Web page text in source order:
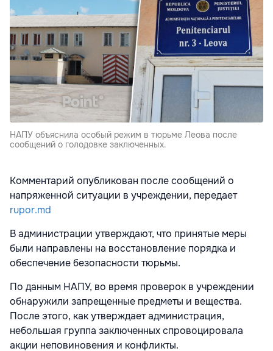
НАПУ объяснила особый режим в тюрьме Леова после
сообщений о голодовке заключенных.
Комментарий опубликован после сообщений о
напряженной ситуации в учреждении, передает
rupor.md
В администрации утверждают, что принятые меры
были направлены на восстановление порядка и
обеспечение безопасности тюрьмы.
По данным НАПУ, во время проверок в учреждении
обнаружили запрещенные предметы и вещества.
После этого, как утверждает администрация,
небольшая группа заключенных спровоцировала
акции неповиновения и конфликты.